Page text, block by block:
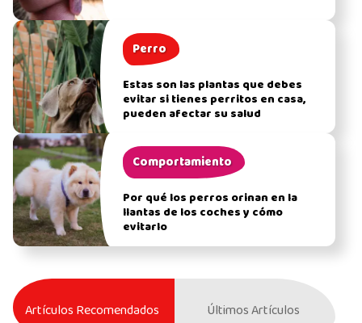
Perro
Estas son las plantas que debes
evitar si tienes perritos en casa,
pueden afectar su salud
Comportamiento
Por qué los perros orinan en la
llantas de los coches y cómo
evitarlo
Artículos Recomendados Últimos Artículos